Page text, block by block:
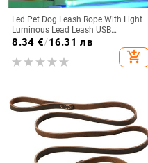
Led Pet Dog Leash Rope With Light
Luminous Lead Leash USB
Charging for Dog Safety Flashing
Glowing Collar Harness Accessories
8.34 €/16.31 лв
add_shopping_cart